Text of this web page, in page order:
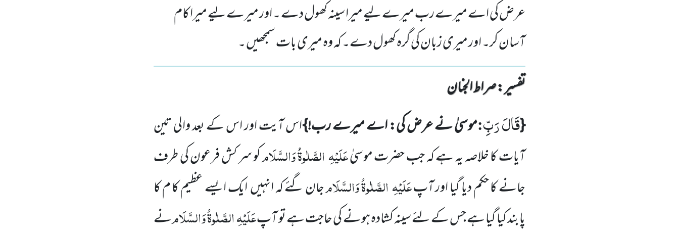
عرض کی اے میرے رب میرے لیے میرا سینہ کھول دے ۔ اور میرے لیے میرا کام
آسان کر۔ اور میری زبان کی گرہ کھول دے۔ کہ وہ میری بات سمجھیں ۔
تفسیر : ‎صراط الجنان
{قَالَ رَبِّ:موسیٰ نے عرض کی: اے میرے رب!}اس آیت اور اس کے بعد والی تین
آیات کا خلاصہ یہ ہے کہ جبحضرت موسیٰعَلَیْہِالصَّلٰوۃُ وَالسَّلَامکو سر کش فرعون کی طرف
جانے کا حکم دیا گیا اور آپعَلَیْہِالصَّلٰوۃُ وَالسَّلَامجان گئے کہ انہیںایک ایسے عظیم کا م کا
پابند کیا گیا ہے جس کے لئے سینہ کشادہ ہونے کی حاجت ہے تو آپعَلَیْہِالصَّلٰوۃُ وَالسَّلَامنے